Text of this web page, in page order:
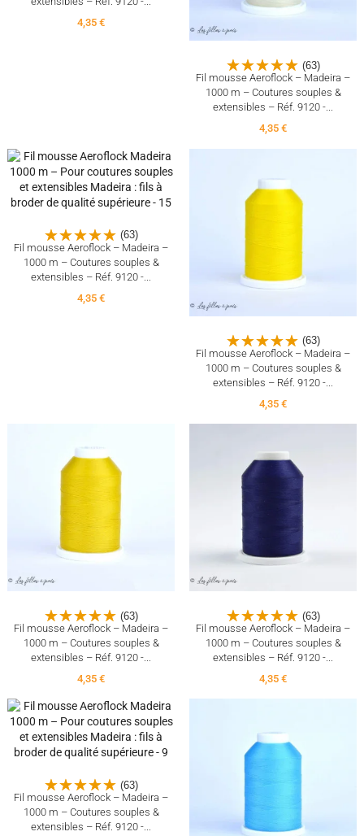
4,35 €
(63)
Fil mousse Aeroflock – Madeira –
1000 m – Coutures souples &
extensibles – Réf. 9120 -...
4,35 €
(63)
Fil mousse Aeroflock – Madeira –
1000 m – Coutures souples &
extensibles – Réf. 9120 -...
4,35 €
(63)
Fil mousse Aeroflock – Madeira –
1000 m – Coutures souples &
extensibles – Réf. 9120 -...
4,35 €
(63)
Fil mousse Aeroflock – Madeira –
1000 m – Coutures souples &
extensibles – Réf. 9120 -...
4,35 €
(63)
Fil mousse Aeroflock – Madeira –
1000 m – Coutures souples &
extensibles – Réf. 9120 -...
4,35 €
(63)
Fil mousse Aeroflock – Madeira –
1000 m – Coutures souples &
extensibles – Réf. 9120 -...